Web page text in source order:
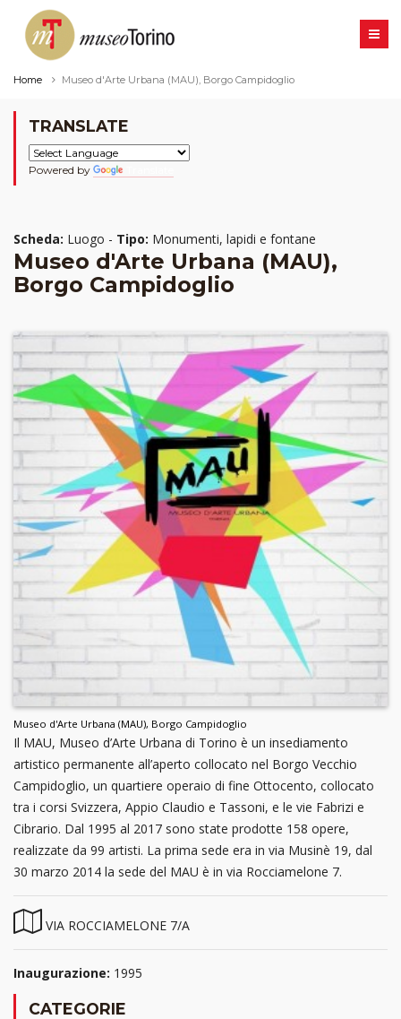
Home Museo d'Arte Urbana (MAU), Borgo Campidoglio
TRANSLATE
Powered by
Scheda: Luogo - Tipo: Monumenti, lapidi e fontane
Museo d'Arte Urbana (MAU),
Borgo Campidoglio
Museo d'Arte Urbana (MAU), Borgo Campidoglio
Il MAU, Museo d’Arte Urbana di Torino è un insediamento
artistico permanente all’aperto collocato nel Borgo Vecchio
Campidoglio, un quartiere operaio di fine Ottocento, collocato
tra i corsi Svizzera, Appio Claudio e Tassoni, e le vie Fabrizi e
Cibrario. Dal 1995 al 2017 sono state prodotte 158 opere,
realizzate da 99 artisti. La prima sede era in via Musinè 19, dal
30 marzo 2014 la sede del MAU è in via Rocciamelone 7.
VIA ROCCIAMELONE 7/A
Inaugurazione: 1995
CATEGORIE